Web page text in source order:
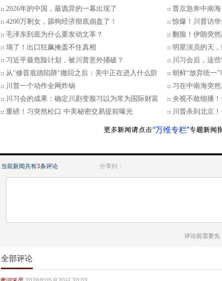
2026年的中国，最诡异的一幕出现了
普京急奔中南
4200万剩女，舔狗经济彻底崩盘了！
惊爆！川普访
毛泽东到底为什么要发动文革？
翻脸！伊朗突
塌了！出口狂飙掩盖不住真相
明星演员的天
习近平最危险计划，被川普意外捅破？
川习会后，这
从"修昔底德陷阱"撤回之后：美中正在进入什么阶
朝鲜“放弃统一
川普一个动作全网炸锅
习在中南海突
川习会的成果：确定川剧变脸习以为常为国际财富
央视不敢细播
重磅！习突然松口 中美秘密交易提前曝光
川普杀到北京
“万维专栏”
当前新闻共有3条评论 分享到：
评论前需要先
全部评论